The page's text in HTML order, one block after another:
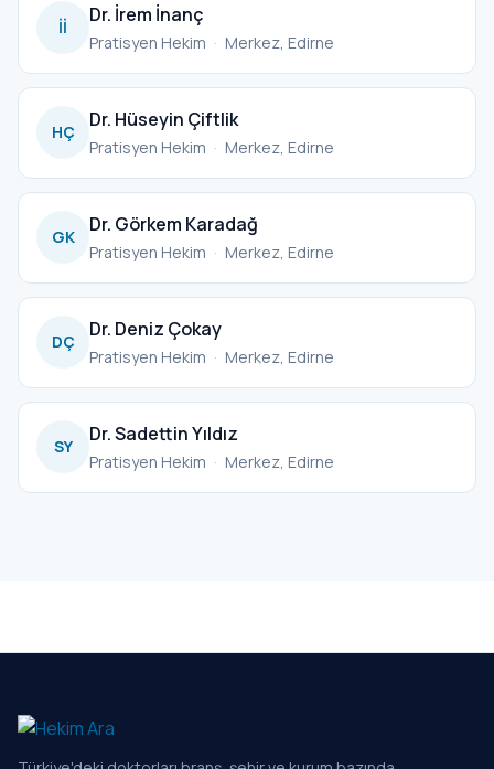
İİ
Dr. İrem İnanç
Pratisyen Hekim · Merkez, Edirne
HÇ
Dr. Hüseyin Çiftlik
Pratisyen Hekim · Merkez, Edirne
GK
Dr. Görkem Karadağ
Pratisyen Hekim · Merkez, Edirne
DÇ
Dr. Deniz Çokay
Pratisyen Hekim · Merkez, Edirne
SY
Dr. Sadettin Yıldız
Pratisyen Hekim · Merkez, Edirne